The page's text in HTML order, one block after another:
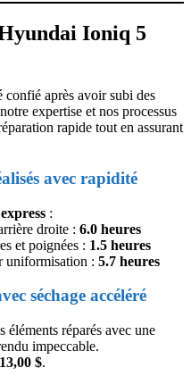
Ioniq 5
après avoir subi des
expertise et nos processus
rapide tout en assurant
avec rapidité
:
droite : 6.0 heures
et poignées : 1.5 heures
uniformisation : 5.7 heures
séchage accéléré
réparés avec une
impeccable.
$.